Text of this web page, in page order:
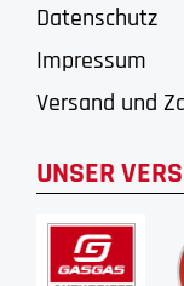
Datenschutz
Impressum
Versand und
UNSER